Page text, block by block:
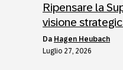
Ripensare la
visione
da Hagen Heubach
Luglio 27, 2026